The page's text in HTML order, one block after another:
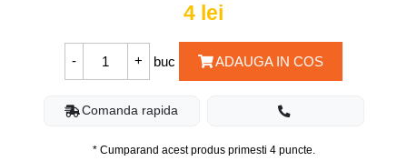
4 lei
buc ADAUGA IN COS
Comanda rapida
* Cumparand acest produs primesti 4puncte.